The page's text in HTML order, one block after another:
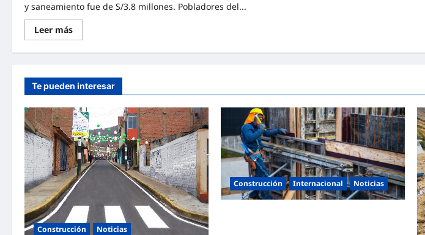
y saneamiento fue de S/3.8 millones. Pobladores del...
Leer más
Te pueden interesar
Construcción Noticias
Construcción Internacional Noticias